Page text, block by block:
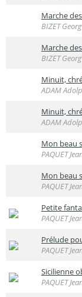
Marche
BIZET
Marche
BIZET
Minuit,
ADAM
Minuit,
ADAM
Mon beau
PAQUET
Mon beau
PAQUET
Petite
PAQUET
Prélude
PAQUET
Sicilienne
PAQUET